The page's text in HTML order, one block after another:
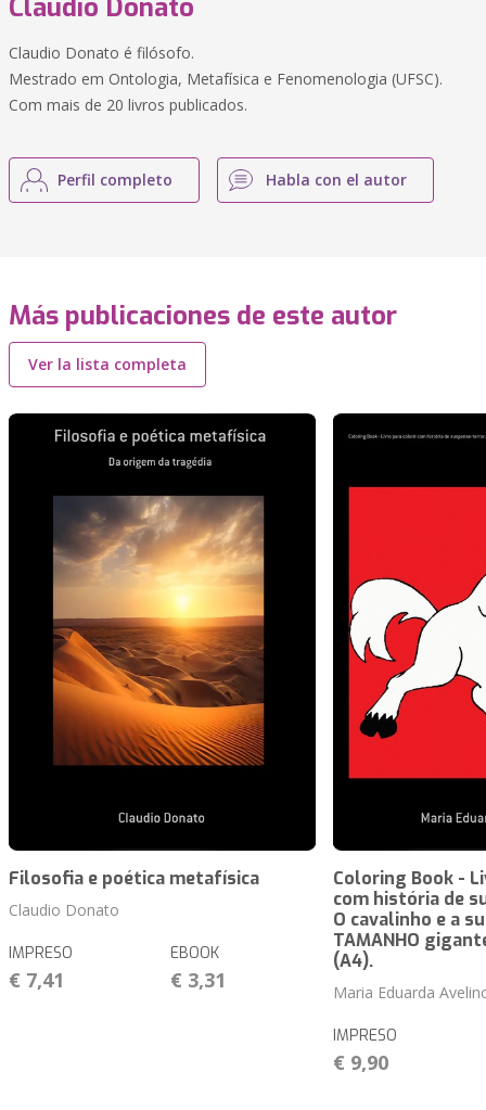
Claudio Donato
Claudio Donato é filósofo.
Mestrado em Ontologia, Metafísica e Fenomenologia (UFSC).
Com mais de 20 livros publicados.
Perfil completo Habla con el autor
Más publicaciones de este autor
Ver la lista completa
Filosofia e poética metafísica
Claudio Donato
IMPRESO
€ 7,41
EBOOK
€ 3,31
Coloring Book -
com história de
O cavalinho e a
TAMANHO
(A4).
Maria Eduarda
IMPRESO
€ 9,90